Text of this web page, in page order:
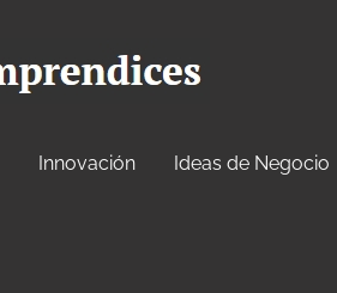
Innovación Ideas de Negocio